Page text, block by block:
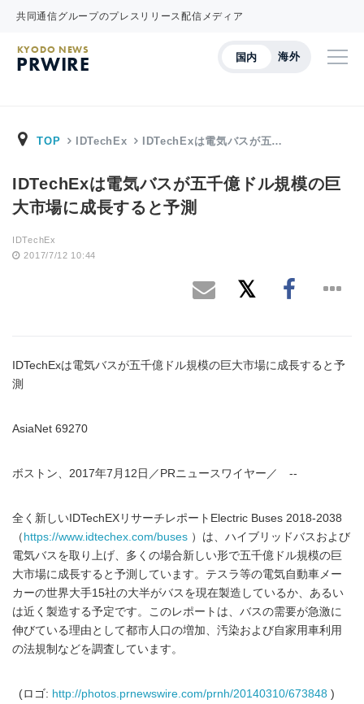
共同通信グループのプレスリリース配信メディア
国内 海外
KYODO NEWS
PRWIRE
TOP IDTechEx IDTechExは電気バスが五…
IDTechExは電気バスが五千億ドル規模の巨
大市場に成長すると予測
IDTechEx
2017/7/12 10:44
IDTechExは電気バスが五千億ドル規模の巨大市場に成長すると予
測
AsiaNet 69270
ボストン、2017年7月12日／PRニュースワイヤー／ --
全く新しいIDTechEXリサーチレポートElectric Buses 2018-2038
（ https://www.idtechex.com/buses ）は、ハイブリッドバスおよび
電気バスを取り上げ、多くの場合新しい形で五千億ドル規模の巨
大市場に成長すると予測しています。テスラ等の電気自動車メー
カーの世界大手15社の大半がバスを現在製造しているか、あるい
は近く製造する予定です。このレポートは、バスの需要が急激に
伸びている理由として都市人口の増加、汚染および自家用車利用
の法規制などを調査しています。
(ロゴ: http://photos.prnewswire.com/prnh/20140310/673848 )